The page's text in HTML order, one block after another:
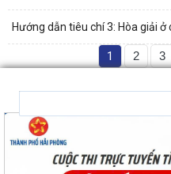
Hướng dẫn tiêu chí 3: Hòa giải ở
1 2 3